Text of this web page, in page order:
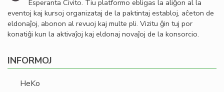
Esperanta Civito. Tiu platformo ebligas la aliĝon al la
eventoj kaj kursoj organizataj de la paktintaj establoj, aĉeton de
eldonaĵoj, abonon al revuoj kaj multe pli. Vizitu ĝin tuj por
konatiĝi kun la aktivaĵoj kaj eldonaj novaĵoj de la konsorcio.
INFORMOJ
HeKo